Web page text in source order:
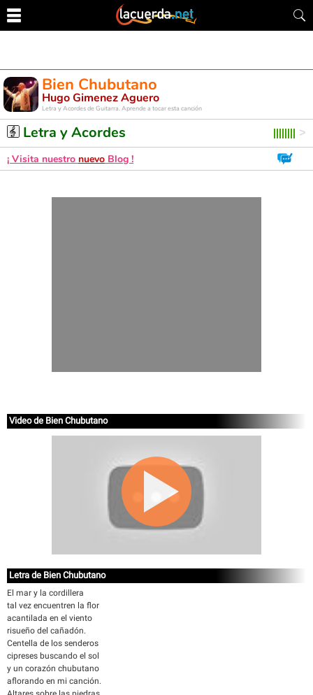
Bien Chubutano
Hugo Gimenez Aguero
Letra y Acordes de Guitarra. Aprende a tocar esta canción
Letra y Acordes
¡ Visita nuestro nuevo Blog !
Video de Bien Chubutano
Letra de Bien Chubutano
El mar y la cordillera
tal vez encuentren la flor
acantilada en el viento
risueño del cañadón.
Centella de los senderos
cipreses buscando el sol
y un corazón chubutano
aflorando en mi canción.